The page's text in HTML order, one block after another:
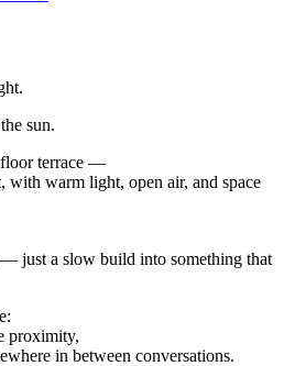
sun.
floor terrace —
with warm light, open air, and space
just a slow build into something that
proximity,
in between conversations.